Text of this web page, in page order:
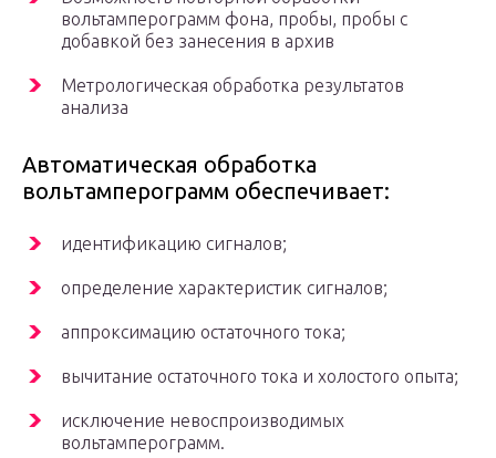
вольтамперограмм фона, пробы, пробы с
добавкой без занесения в архив
Метрологическая обработка результатов
анализа
Автоматическая обработка
вольтамперограмм обеспечивает:
идентификацию сигналов;
определение характеристик сигналов;
аппроксимацию остаточного тока;
вычитание остаточного тока и холостого опыта;
исключение невоспроизводимых
вольтамперограмм.